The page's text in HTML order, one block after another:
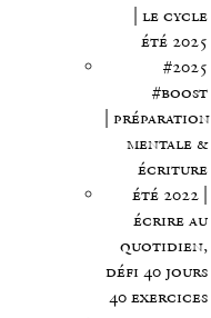
| le cycle
été 2025
#2025
#boost
| préparation
mentale &
écriture
été 2022 |
écrire au
quotidien,
défi 40 jours
40 exercices